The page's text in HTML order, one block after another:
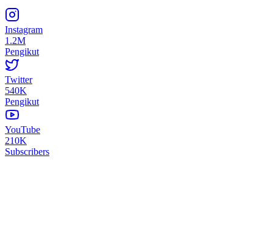
Instagram
1.2M
Pengikut
Twitter
540K
Pengikut
YouTube
210K
Subscribers